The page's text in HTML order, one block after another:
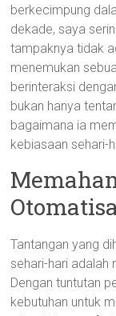
berkecimpung
dekade, saya
tampaknya tidak
menemukan
berinteraksi
bukan hanya
bagaimana ia
kebiasaan sehari-
Tantangan yang
sehari-hari adalah
Dengan tuntutan
kebutuhan untuk